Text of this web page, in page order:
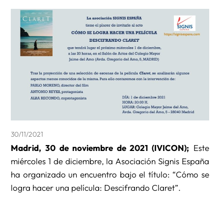
30/11/2021
Madrid, 30 de noviembre de 2021 (IVICON); Este
miércoles 1 de diciembre, la Asociación Signis España
ha organizado un encuentro bajo el título: “Cómo se
logra hacer una película: Descifrando Claret”.